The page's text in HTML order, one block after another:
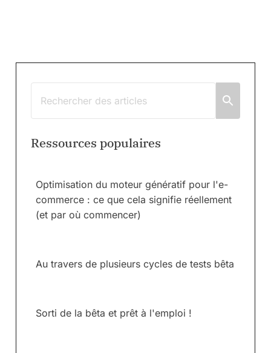
Ressources populaires
Optimisation du moteur génératif pour l'e-
commerce : ce que cela signifie réellement
(et par où commencer)
Au travers de plusieurs cycles de tests bêta
Sorti de la bêta et prêt à l'emploi !